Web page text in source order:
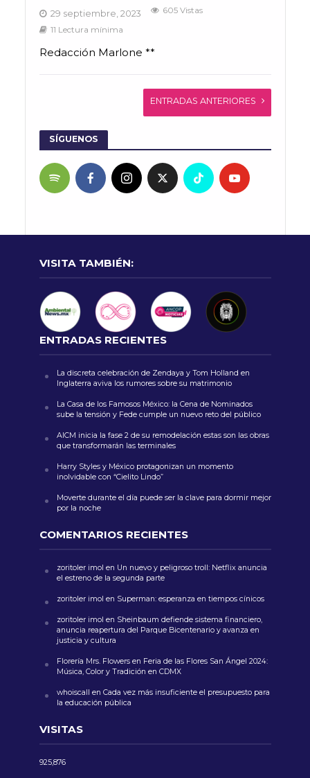
29 septiembre, 2023
605 Vistas
11 Lectura mínima
Redacción Marlone **
ENTRADAS ANTERIORES
SÍGUENOS
VISITA TAMBIÉN:
ENTRADAS RECIENTES
La discreta celebración de Zendaya y Tom Holland en
Inglaterra aviva los rumores sobre su matrimonio
La Casa de los Famosos México: la Cena de Nominados
sube la tensión y Fede cumple un nuevo reto del público
AICM inicia la fase 2 de su remodelación estas son las obras
que transformarán las terminales
Harry Styles y México protagonizan un momento
inolvidable con “Cielito Lindo”
Moverte durante el día puede ser la clave para dormir mejor
por la noche
COMENTARIOS RECIENTES
zoritoler imol en Un nuevo y peligroso troll: Netflix anuncia
el estreno de la segunda parte
zoritoler imol en Superman: esperanza en tiempos cínicos
zoritoler imol en Sheinbaum defiende sistema financiero,
anuncia reapertura del Parque Bicentenario y avanza en
justicia y cultura
Florería Mrs. Flowersen Feria de las Flores San Ángel 2024:
Música, Color y Tradición en CDMX
whoiscall en Cada vez más insuficiente el presupuesto para
la educación pública
VISITAS
925,876